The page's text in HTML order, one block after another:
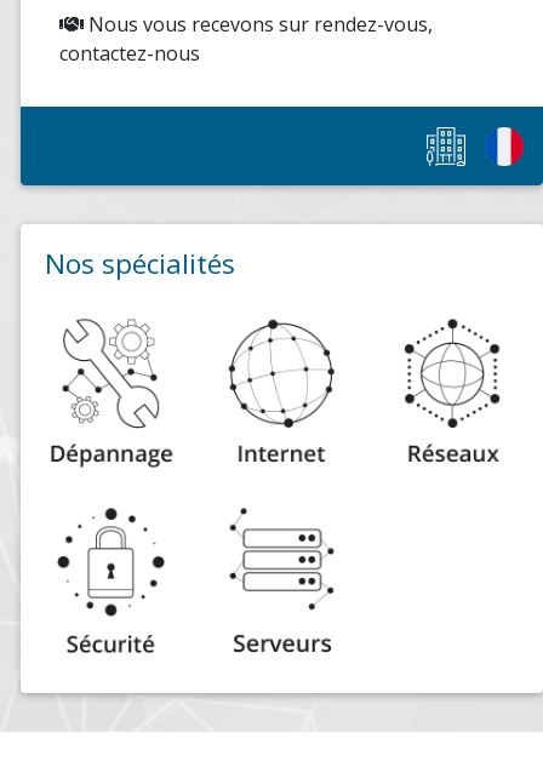
Nous vous recevons sur rendez-vous,
contactez-nous
Nos spécialités